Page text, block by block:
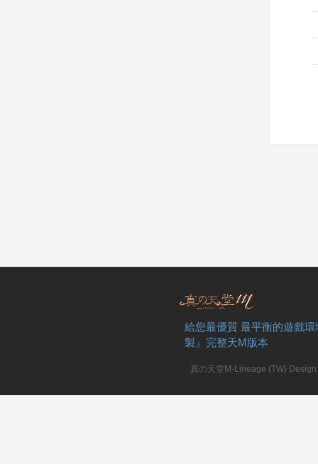
給您最優質 最平衡的遊戲
製』完整天M版本
真の天堂M-Lineage (TW)